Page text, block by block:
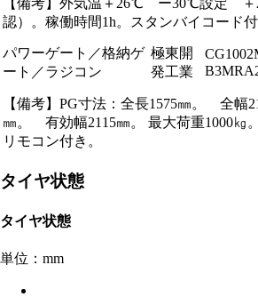
認）。稼働時間1h。スタンバイコード付
パワーゲート／格納ゲ
ート／ラジコン
極東開
発工業
【備考】PG寸法：全長1575㎜。 全幅
㎜。 有効幅2115㎜。 最大荷重1000㎏
リモコン付き。
タイヤ状態
タイヤ状態
単位：mm